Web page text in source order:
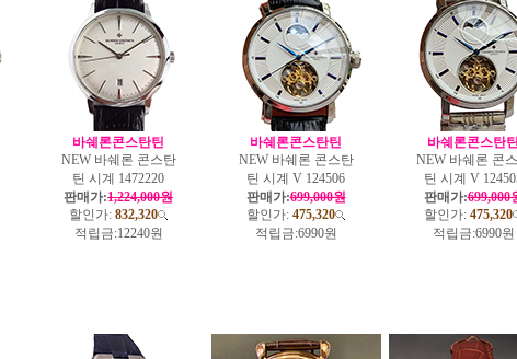
바쉐론콘스탄틴
NEW 바쉐론 콘스탄
틴 시계 1472220
판매가:1,224,000원
할인가: 832,320
적립금:12240원
바쉐론콘스탄틴
NEW 바쉐론 콘스탄
틴 시계 V 124506
판매가:699,000원
할인가: 475,320
적립금:6990원
바쉐론콘스탄틴
NEW 바쉐론 콘
틴 시계 V
판매가:699,000
할인가: 475,320
적립금:6990원